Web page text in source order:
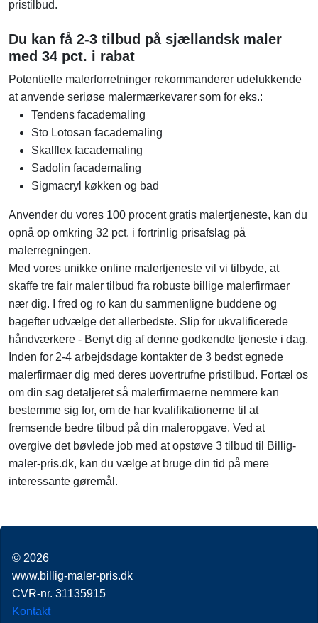
pristilbud.
Du kan få 2-3 tilbud på sjællandsk maler
med 34 pct. i rabat
Potentielle malerforretninger rekommanderer udelukkende
at anvende seriøse malermærkevarer som for eks.:
Tendens facademaling
Sto Lotosan facademaling
Skalflex facademaling
Sadolin facademaling
Sigmacryl køkken og bad
Anvender du vores 100 procent gratis malertjeneste, kan du
opnå op omkring 32 pct. i fortrinlig prisafslag på
malerregningen.
Med vores unikke online malertjeneste vil vi tilbyde, at
skaffe tre fair maler tilbud fra robuste billige malerfirmaer
nær dig. I fred og ro kan du sammenligne buddene og
bagefter udvælge det allerbedste. Slip for ukvalificerede
håndværkere - Benyt dig af denne godkendte tjeneste i dag.
Inden for 2-4 arbejdsdage kontakter de 3 bedst egnede
malerfirmaer dig med deres uovertrufne pristilbud. Fortæl os
om din sag detaljeret så malerfirmaerne nemmere kan
bestemme sig for, om de har kvalifikationerne til at
fremsende bedre tilbud på din maleropgave. Ved at
overgive det bøvlede job med at opstøve 3 tilbud til Billig-
maler-pris.dk, kan du vælge at bruge din tid på mere
interessante gøremål.
© 2026
www.billig-maler-pris.dk
CVR-nr. 31135915
Kontakt